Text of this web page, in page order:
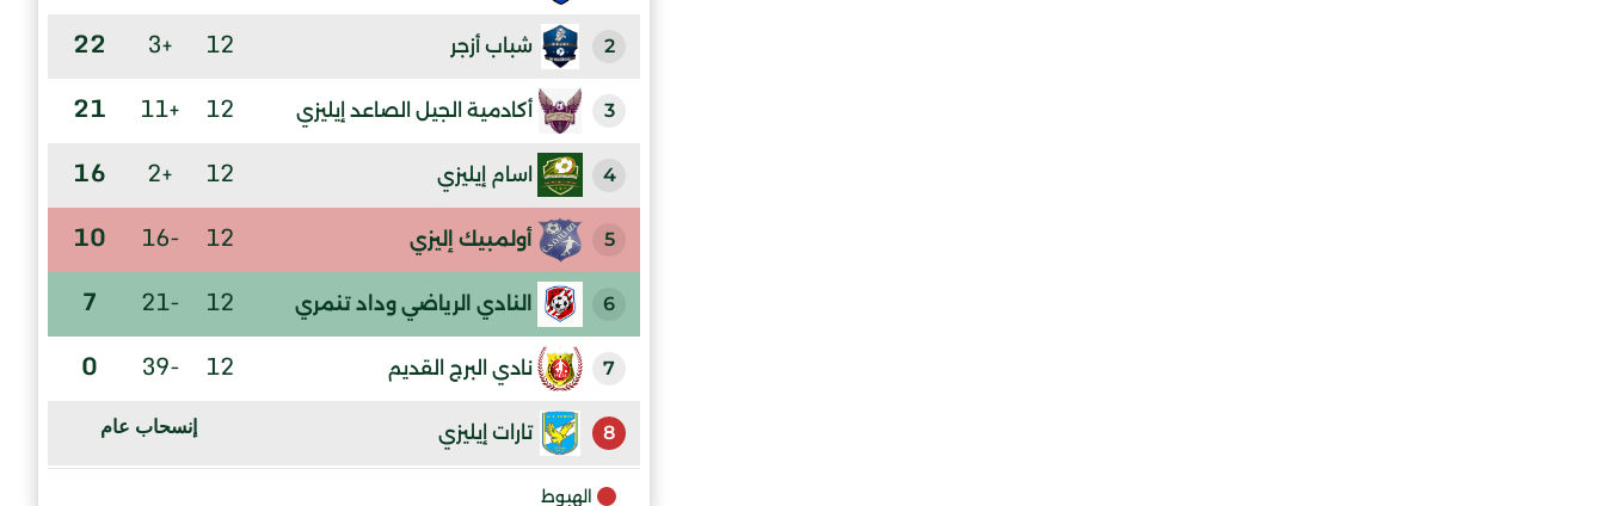
2 شباب أزجر 12
+3
22
3 أكادمية الجيل الصاعد إيليزي 12
+11
21
4 اسام إيليزي 12
+2
16
5 أولمبيك إليزي 12
-16
10
6 النادي الرياضي وداد تنمري 12
-21
7
7 نادي البرج القديم 12
-39
0
8 تارات إيليزي إنسحاب عام
الهبوط